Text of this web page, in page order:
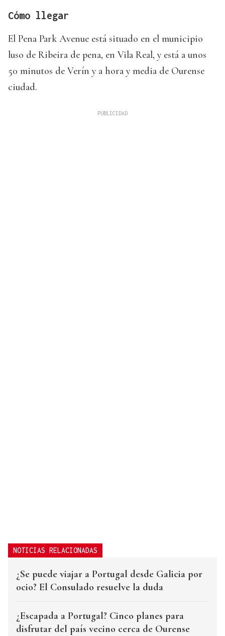
Cómo llegar
El Pena Park Avenue está situado en el municipio
luso de Ribeira de pena, en Vila Real, y está a unos
50 minutos de Verín y a hora y media de Ourense
ciudad.
NOTICIAS RELACIONADAS
¿Se puede viajar a Portugal desde Galicia por
ocio? El Consulado resuelve la duda
¿Escapada a Portugal? Cinco planes para
disfrutar del país vecino cerca de Ourense